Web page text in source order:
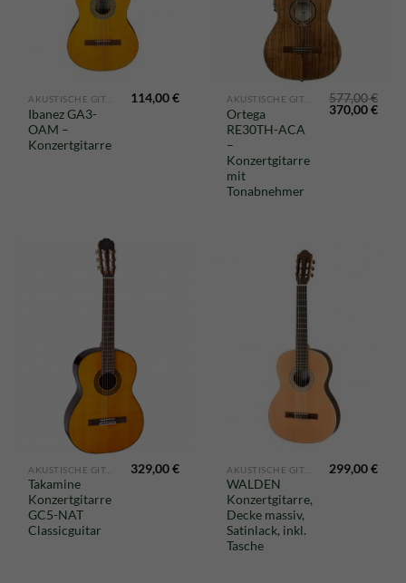
Ibanez GA3-
OAM –
Konzertgitarre
114,00€
Ortega
RE30TH-ACA
–
Konzertgitarre
mit
Tonabnehmer
577,00€
Preis
370,00€
Takamine
Konzertgitarre
GC5-NAT
Classicguitar
329,00€
WALDEN
Konzertgitarre,
Decke massiv,
Satinlack, inkl.
Tasche
299,00€